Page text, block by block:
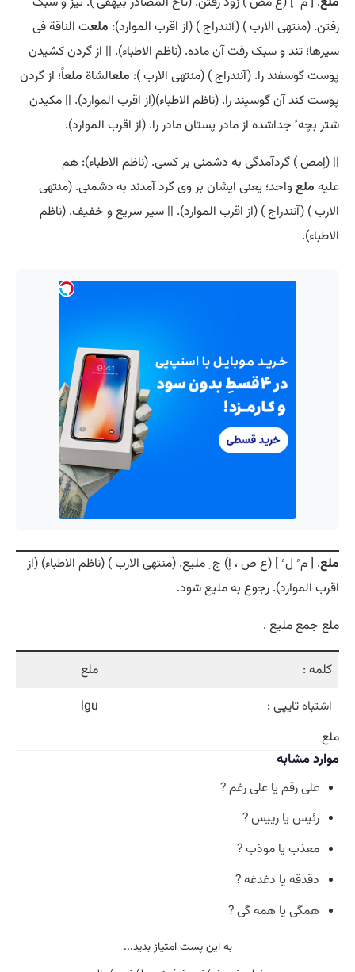
رفتن. (منتهی الارب ) (آنندراج ) (از اقرب الموارد): ملعت الناقة فی
سیرها؛ تند و سبک رفت آن ماده. (ناظم الاطباء). || از گردن کشیدن
پوست گوسفند را. (آنندراج ) (منتهی الارب ): ملعالشاة ملعاً؛ از گردن
پوست کند آن گوسپند را. (ناظم الاطباء)(از اقرب الموارد). || مکیدن
شتر بچه ٔ جداشده از مادر پستان مادر را. (از اقرب الموارد).
|| (اِمص ) گردآمدگی به دشمنی بر کسی. (ناظم الاطباء): هم
علیه ملعواحد؛ یعنی ایشان بر وی گرد آمدند به دشمنی. (منتهی
الارب ) (آنندراج ) (از اقرب الموارد). || سیر سریع و خفیف. (ناظم
الاطباء).
ملع. [ م ُ ل ُ ] (ع ص ، اِ) ج ِ ملیع. (منتهی الارب ) (ناظم الاطباء) (از
اقرب الموارد). رجوع به ملیع شود.
ملع جمع ملیع .
کلمه :
ملع
اشتباهتایپی :
lgu
ملع
موارد مشابه
علی رقم یا علی رغم ?
رئیس یا رییس ?
معذب یا موذب ?
دقدقه یا دغدغه ?
همگی یا همه گی ?
به این پست امتیاز بدید...